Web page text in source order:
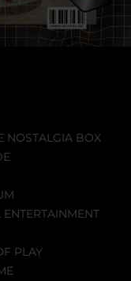
NOSTALGIA BOX
PLAY